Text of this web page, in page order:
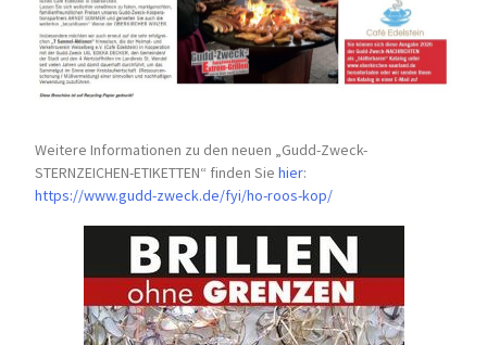
Weitere Informationen zu den neuen „Gudd-Zweck-
STERNZEICHEN-ETIKETTEN“ finden Siehier:
https://www.gudd-zweck.de/fyi/ho-roos-kop/